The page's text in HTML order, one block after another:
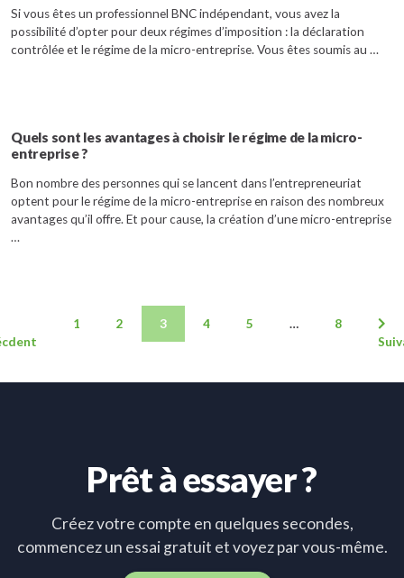
Si vous êtes un professionnel BNC indépendant, vous avez la
possibilité d’opter pour deux régimes d’imposition : la déclaration
contrôlée et le régime de la micro-entreprise. Vous êtes soumis au …
Quels sont les avantages à choisir le régime de la micro-
entreprise ?
Bon nombre des personnes qui se lancent dans l’entrepreneuriat
optent pour le régime de la micro-entreprise en raison des nombreux
avantages qu’il offre. Et pour cause, la création d’une micro-entreprise
…
1 2 3 4 5 …
8
Prêt à essayer ?
Créez votre compte en quelques secondes,
commencez un essai gratuit et voyez par vous-même.